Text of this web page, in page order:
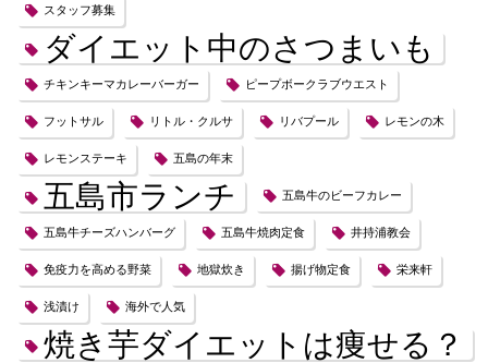
スタッフ募集
ダイエット中のさつまいも
チキンキーマカレーバーガー ピープボークラブウエスト
フットサル リトル・クルサ リバプール レモンの木
レモンステーキ 五島の年末
五島市ランチ 五島牛のビーフカレー
五島牛チーズハンバーグ 五島牛焼肉定食 井持浦教会
免疫力を高める野菜 地獄炊き 揚げ物定食 栄来軒
浅漬け 海外で人気
焼き芋ダイエットは痩せる？